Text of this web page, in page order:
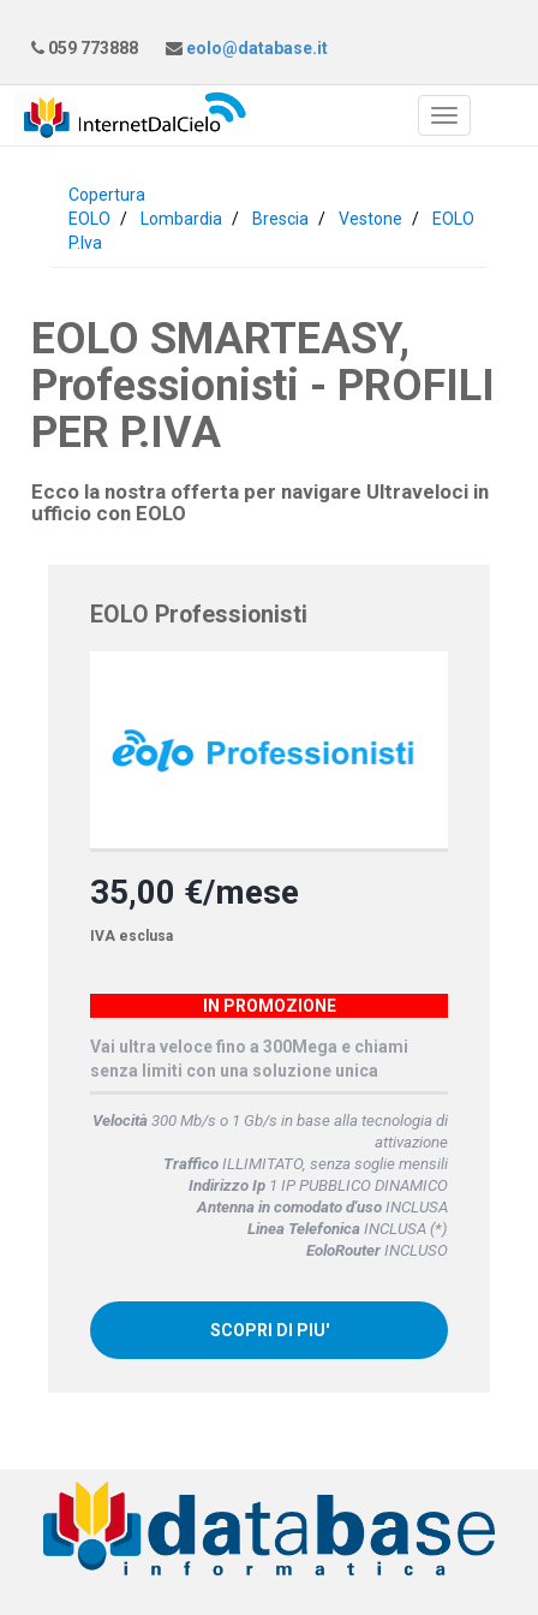
059 773888 eolo@database.it
Copertura
EOLO
Lombardia Brescia Vestone
EOLO
P.Iva
EOLO SMARTEASY,
Professionisti - PROFILI
PER P.IVA
Ecco la nostra offerta per navigare Ultraveloci in
ufficio con EOLO
EOLO Professionisti
35,00 €/mese
IVA esclusa
IN PROMOZIONE
Vai ultra veloce fino a 300Mega e chiami
senza limiti con una soluzione unica
Velocità300 Mb/s o 1 Gb/s in base alla tecnologia di
attivazione
TrafficoILLIMITATO, senza soglie mensili
Indirizzo Ip1 IP PUBBLICO DINAMICO
Antenna in comodato d'usoINCLUSA
Linea TelefonicaINCLUSA (*)
EoloRouterINCLUSO
SCOPRI DI PIU'